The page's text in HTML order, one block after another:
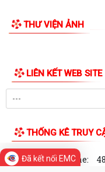
Đồng chí Nguyễn Hồng
Kế hoạch thực hiện tiết
trên địa bàn phường Trần
Hội nghị trực tuyến đánh
định kỳ, khám sàng lọc miễn...
Hội nghị giao ban cụm
THƯ VIỆN ẢNH
Đã kết nối EMC